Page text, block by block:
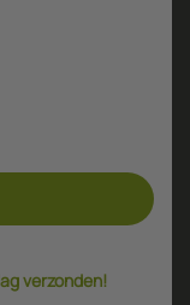
verzonden!